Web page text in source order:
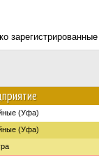
(Уфа)
(Уфа)